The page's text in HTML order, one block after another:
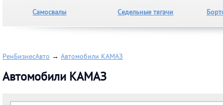
Самосвалы Седельные тягачи
РенБизнесАвто → Автомобили КАМАЗ
Автомобили КАМАЗ